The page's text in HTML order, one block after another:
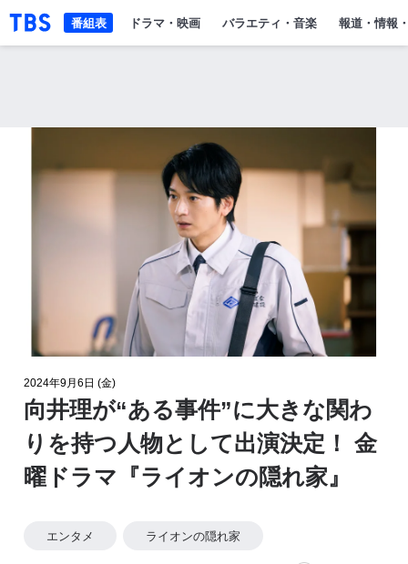
「TBSテレビ」トップページ
ドラマ・映画 バラエティ・音楽 報道・情報
番組表
2024年9月6日 (金)
向井理が“ある事件”に大きな関わ
りを持つ人物として出演決定！ 金
曜ドラマ『ライオンの隠れ家』
エンタメ ライオンの隠れ家